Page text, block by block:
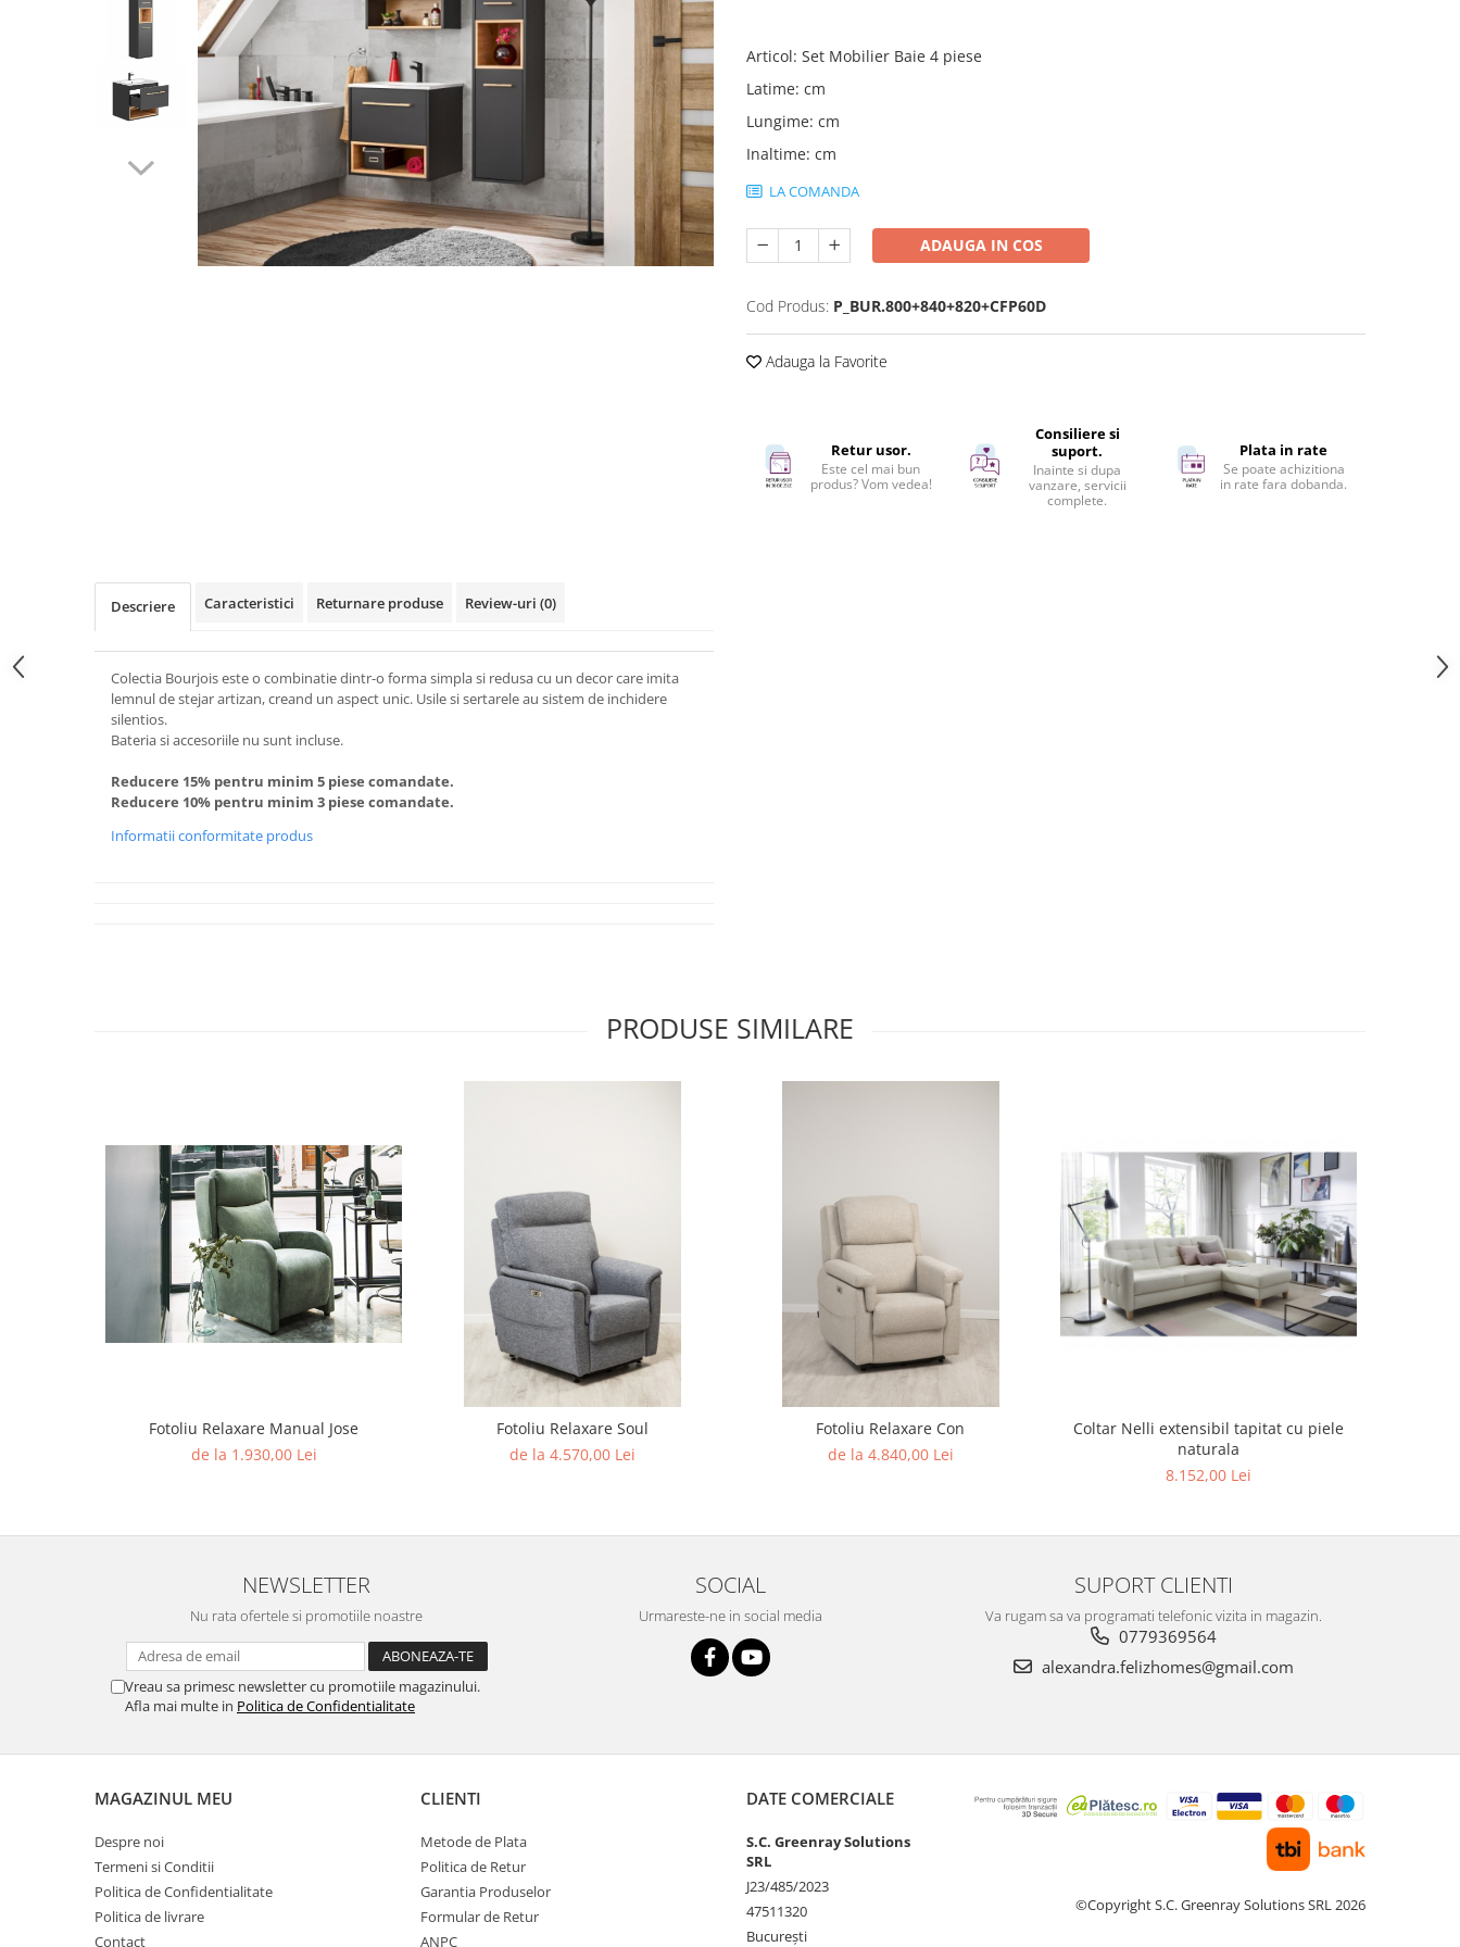
Articol: Set Mobilier Baie 4 piese
Latime: cm
Lungime: cm
Inaltime: cm
LA COMANDA
ADAUGA IN COS
Cod Produs: P_BUR.800+840+820+CFP60D
Adauga la Favorite
Retur usor.
Este cel mai bun
produs? Vom vedea!
Consiliere si
suport.
Inainte si dupa
vanzare, servicii
complete.
Plata in rate
Se poate achizitiona
in rate fara dobanda.
Descriere Caracteristici Returnare produse Review-uri (0)
Colectia Bourjois este o combinatie dintr-o forma simpla si redusa cu un decor care imita
lemnul de stejar artizan, creand un aspect unic. Usile si sertarele au sistem de inchidere
silentios.
Bateria si accesoriile nu sunt incluse.
Reducere 15% pentru minim 5 piese comandate.
Reducere 10% pentru minim 3 piese comandate.
Informatii conformitate produs
PRODUSE SIMILARE
Fotoliu Relaxare Manual Jose
de la 1.930,00 Lei
Fotoliu Relaxare Soul
de la 4.570,00 Lei
Fotoliu Relaxare Con
de la 4.840,00 Lei
Coltar Nelli extensibil tapitat cu piele
naturala
8.152,00 Lei
NEWSLETTER
Nu rata ofertele si promotiile noastre
Vreau sa primesc newsletter cu promotiile magazinului.
Afla mai multe in Politica de Confidentialitate
SOCIAL
Urmareste-ne in social media
SUPORT CLIENTI
Va rugam sa va programati telefonic vizita in magazin.
0779369564
alexandra.felizhomes@gmail.com
MAGAZINUL MEU
Despre noi
Termeni si Conditii
Politica de Confidentialitate
Politica de livrare
Contact
CLIENTI
Metode de Plata
Politica de Retur
Garantia Produselor
Formular de Retur
ANPC
DATE COMERCIALE
S.C. Greenray Solutions
SRL
J23/485/2023
47511320
București
©Copyright S.C. Greenray Solutions SRL 2026